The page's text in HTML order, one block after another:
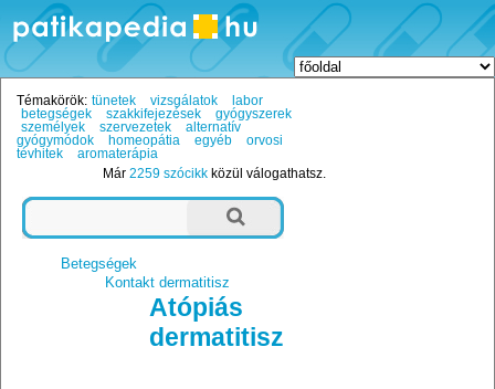
Témakörök: tünetek vizsgálatok
labor
betegségek
szakkifejezések
gyógyszerek
személyek
szervezetek
alternatív
gyógymódok
homeopátia egyéb
orvosi
tévhitek
aromaterápia
Már2259 szócikk közül válogathatsz.
Betegségek
Kontakt dermatitisz
Atópiás
dermatitisz